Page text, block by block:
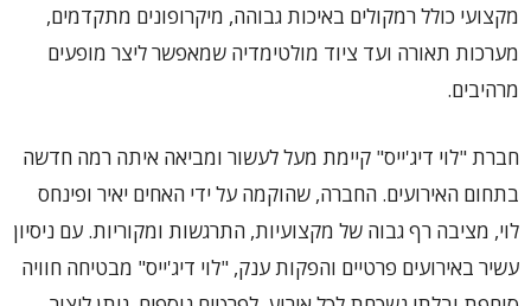
מקצועי כולל רמקולים באיכות גבוהה, מיקרופונים מתקדמים,
מערכות תאורה ועד ציוד מולטימדיה שמאפשר ליצר מופעים
מרהיבים.
חברת "לוי דיג'ייס" קיימת מעל לעשור ומביאה איתה רמה חדשה
בתחום האירועים. החברה, שהוקמה על ידי האחים יאיר ופינחס
לוי, מציבה רף גבוה של מקצועיות, התרגשות ומקוריות. עם ניסיון
עשיר באירועים פרטיים והפקות ענק, "לוי דיג'ייס" מבטיחה חוויה